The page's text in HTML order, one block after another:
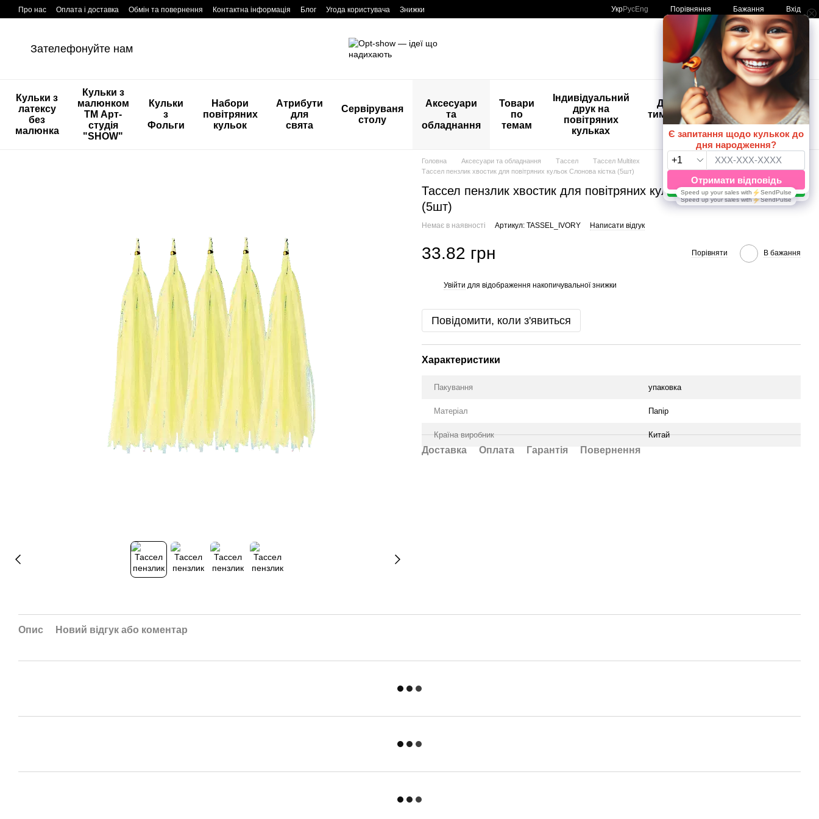
Перейти к основному контенту
Про нас Оплата і доставка Обмін та повернення Контактна інформація Блог Угода користувача Знижки УкрРусEng Порівняння Бажання Вхід
Зателефонуйте нам Мій кошик
Кульки з
латексу
без
малюнка
Кульки з
малюнком
ТМ Арт-
студія
"SHOW"
Кульки
з
Фольги
Набори
повітряних
кульок
Атрибути
для
свята
Сервіруваня
столу
Аксесуари
та
обладнання
Товари
по
темам
Індивідуальний
друк на
повітряних
кульках
Дитяче
тимчасове
тату
🚨🚨🚨
Розпродаж
Кульки з
друком😀
🎈
Головна Аксесуари та обладнання Тассел
Тассел Multitex
Тассел пензлик хвостик для повітряних кульок Слонова кістка (5шт)
Тассел пензлик хвостик для повітряних кульок Слонова кістка
(5шт)
Немає в наявності Артикул: TASSEL_IVORY Написати відгук
33.82 грн Порівняти В бажання
Увійти для відображення накопичувальної знижки
Повідомити, коли з'явиться
Характеристики
Пакування упаковка
Матеріал Папір
Країна виробник Китай
Доставка Оплата Гарантія Повернення
Опис Новий відгук або коментар